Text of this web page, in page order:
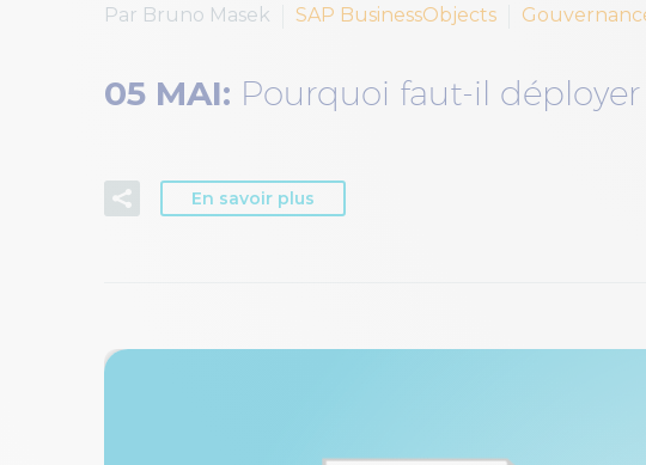
Par Bruno Masek SAP BusinessObjects
05 MAI: Pourquoi faut-il
En savoir plus